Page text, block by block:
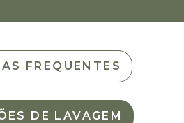
FREQUENTES
DE LAVAGEM